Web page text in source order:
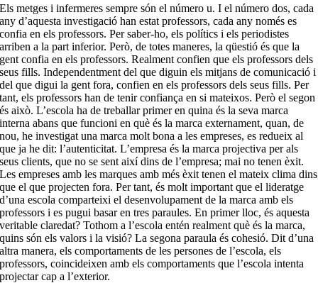
Els metges i infermeres sempre són el número u. I el número dos, cada
any d’aquesta investigació han estat professors, cada any només es
confia en els professors. Per saber-ho, els polítics i els periodistes
arriben a la part inferior. Però, de totes maneres, la qüestió és que la
gent confia en els professors. Realment confien que els professors dels
seus fills. Independentment del que diguin els mitjans de comunicació i
del que digui la gent fora, confien en els professors dels seus fills. Per
tant, els professors han de tenir confiança en si mateixos. Però el segon
és això. L’escola ha de treballar primer en quina és la seva marca
interna abans que funcioni en què és la marca externament, quan, de
nou, he investigat una marca molt bona a les empreses, es redueix al
que ja he dit: l’autenticitat. L’empresa és la marca projectiva per als
seus clients, que no se sent així dins de l’empresa; mai no tenen èxit.
Les empreses amb les marques amb més èxit tenen el mateix clima dins
que el que projecten fora. Per tant, és molt important que el lideratge
d’una escola comparteixi el desenvolupament de la marca amb els
professors i es pugui basar en tres paraules. En primer lloc, és aquesta
veritable claredat? Tothom a l’escola entén realment què és la marca,
quins són els valors i la visió? La segona paraula és cohesió. Dit d’una
altra manera, els comportaments de les persones de l’escola, els
professors, coincideixen amb els comportaments que l’escola intenta
projectar cap a l’exterior.